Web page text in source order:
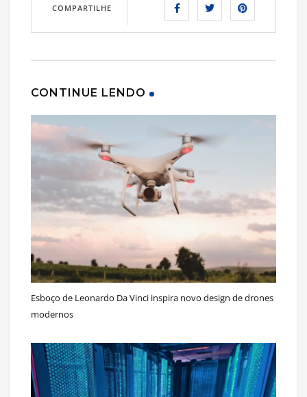
COMPARTILHE
CONTINUE LENDO
Esboço de Leonardo Da Vinci inspira novo design de drones
modernos